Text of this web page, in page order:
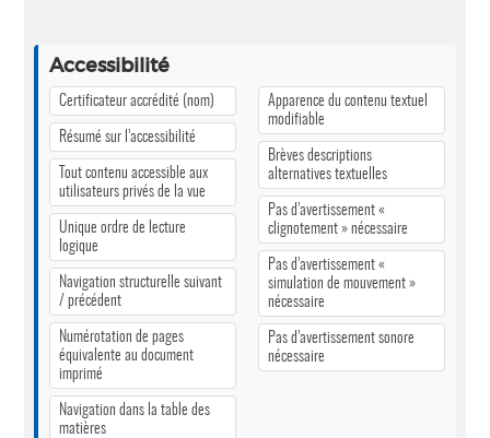
Accessibilité
Certificateur accrédité (nom)
Résumé sur l’accessibilité
Tout contenu accessible aux
utilisateurs privés de la vue
Unique ordre de lecture
logique
Navigation structurelle suivant
/ précédent
Numérotation de pages
équivalente au document
imprimé
Navigation dans la table des
matières
Apparence du contenu textuel
modifiable
Brèves descriptions
alternatives textuelles
Pas d’avertissement «
clignotement » nécessaire
Pas d’avertissement «
simulation de mouvement »
nécessaire
Pas d’avertissement sonore
nécessaire